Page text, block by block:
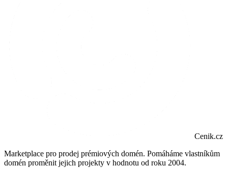
Cenik.cz
Marketplace pro prodej prémiových domén. Pomáháme vlastníkům
domén proměnit jejich projekty v hodnotu od roku 2004.